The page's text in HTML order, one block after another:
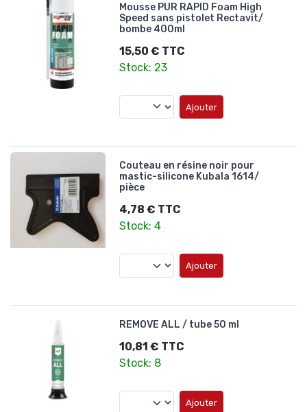
Mousse PUR RAPID Foam High
Speed sans pistolet Rectavit/
bombe 400ml
15,50 € TTC
Stock: 23
Ajouter
Couteau en résine noir pour
mastic-silicone Kubala 1614/
pièce
4,78 € TTC
Stock: 4
Ajouter
REMOVE ALL / tube 50 ml
10,81 € TTC
Stock: 8
Ajouter